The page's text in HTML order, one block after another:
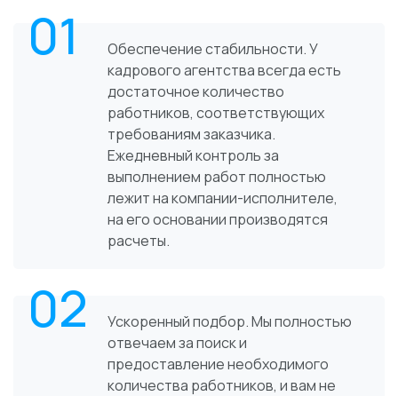
01
Обеспечение стабильности. У
кадрового агентства всегда есть
достаточное количество
работников, соответствующих
требованиям заказчика.
Ежедневный контроль за
выполнением работ полностью
лежит на компании-исполнителе,
на его основании производятся
расчеты.
02
Ускоренный подбор. Мы полностью
отвечаем за поиск и
предоставление необходимого
количества работников, и вам не